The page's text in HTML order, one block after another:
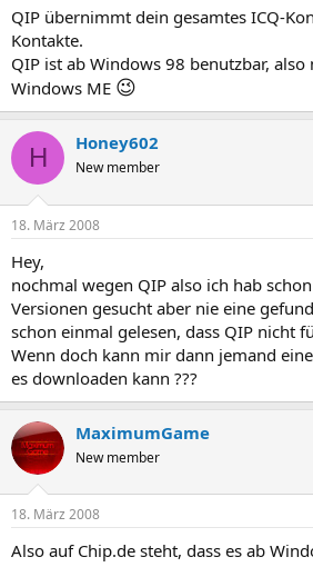
QIP übernimmt dein gesamtes ICQ-
Kontakte.
QIP ist ab Windows 98 benutzbar,
Windows ME 😉
H Honey602
New member
18. März 2008
Hey,
nochmal wegen QIP also ich hab
Versionen gesucht aber nie eine
schon einmal gelesen, dass QIP nicht
Wenn doch kann mir dann jemand
es downloaden kann ???
MaximumGame
New member
18. März 2008
Also auf Chip.de steht, dass es ab